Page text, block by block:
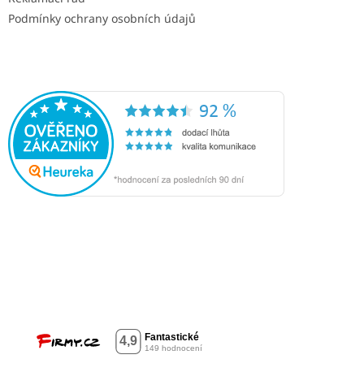
Podmínky ochrany osobních údajů